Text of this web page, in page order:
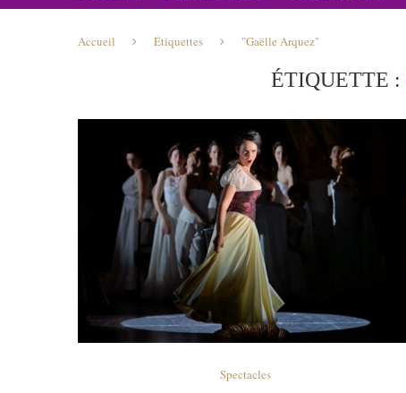
Accueil Étiquettes "Gaëlle Arquez"
ÉTIQUETTE :
Spectacles